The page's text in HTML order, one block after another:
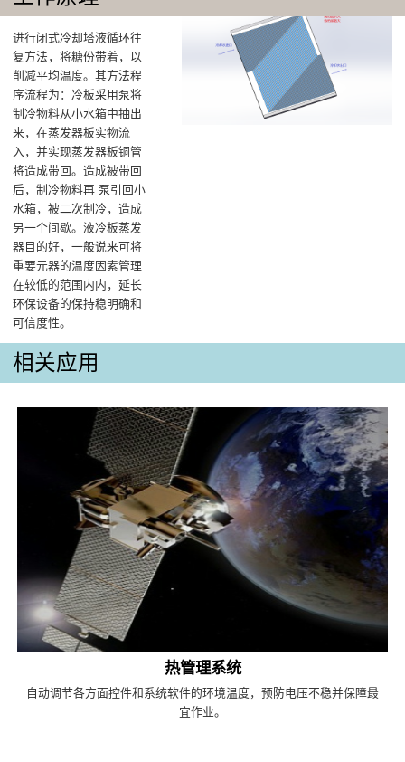
进行闭式冷却塔液循环往
复方法，将糖份带着，以
削减平均温度‌。其方法程
序流程为：冷板采用泵将
制冷物料从小水箱中抽出
来，在蒸发器板实物流
入，并实现蒸发器板铜管
将造成带回。造成被带回
后，制冷物料再 泵引回小
水箱，被二次制冷，造成
另一个间歇。液冷板蒸发
器目的好，一般说来可将
重要元器的温度因素管理
在较低的范围内内，延长
环保设备的保持稳明确和
可信度性。
相关应用
热管理系统
自动调节各方面控件和系统软件的环境温度，预防电压不稳并保障最
宜作业。